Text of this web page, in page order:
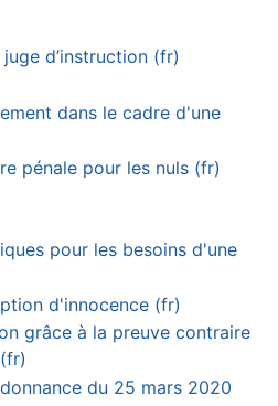
d’instruction (fr)
dans le cadre d'une
pénale pour les nuls (fr)
pour les besoins d'une
d'innocence (fr)
grâce à la preuve contraire
du 25 mars 2020